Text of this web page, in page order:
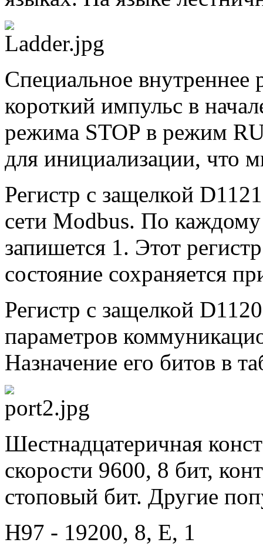
Специальное внутреннее
короткий импульс в
режима STOP в режим
для инициализации, что
Регистр с защелкой
сети Modbus. По каждому
запишется 1. Этот
состояние сохраняется
Регистр с защелкой
параметров
Назначение его битов в
Шестнадцатеричная
скорости 9600, 8 бит,
стоповый бит. Другие
H97 - 19200, 8, E, 1